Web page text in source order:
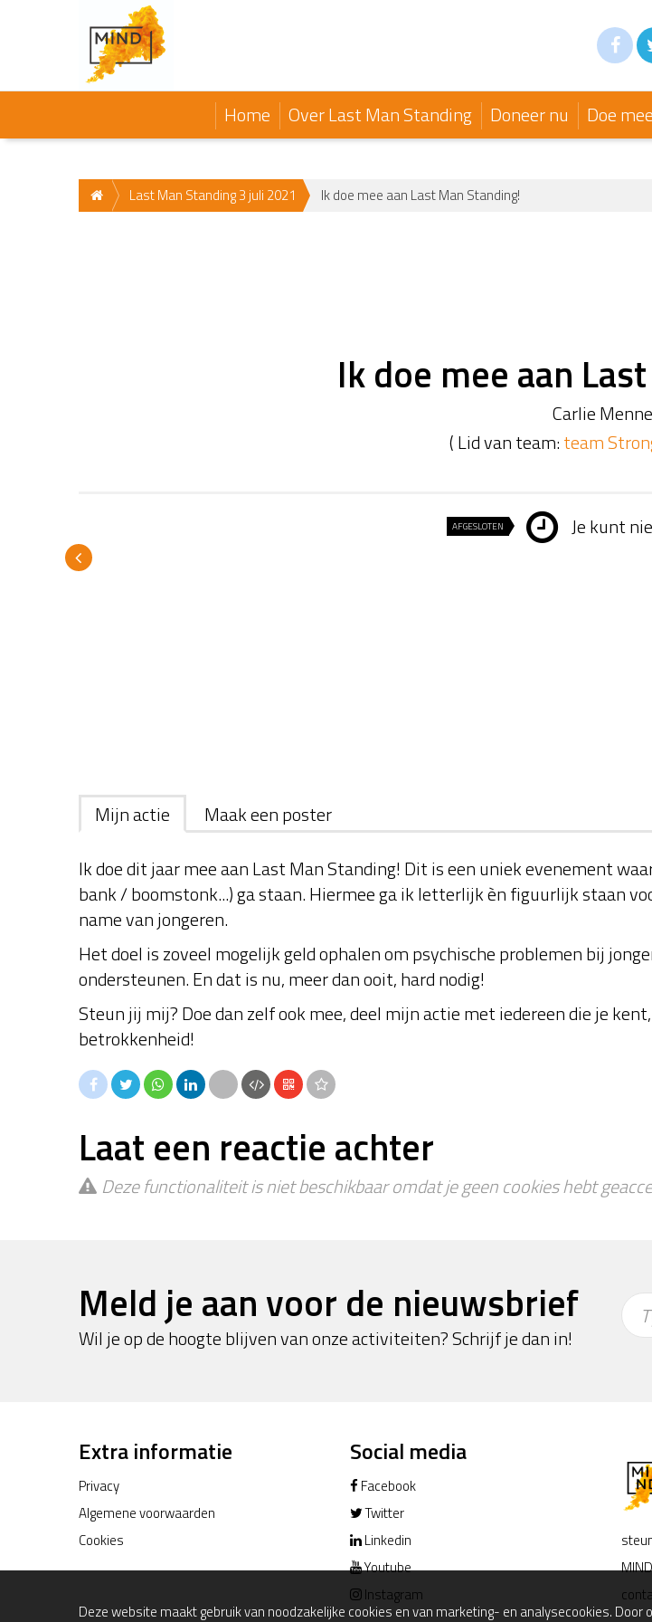
Home Over Last Man Standing Doneer nu Doe
Last Man Standing 3 juli 2021 Ik doe mee aan Last Man Standing!
Ik doe mee aan
Carlie
( Lid van team:team
AFGESLOTEN Je kunt
Mijn actie
Maak een poster
Ik doe dit jaar mee aan Last Man Standing! Dit is een uniek evenement
bank / boomstonk...) ga staan. Hiermee ga ik letterlijk èn figuurlijk staan
name van jongeren.
Het doel is zoveel mogelijk geld ophalen om psychische problemen bij
ondersteunen. En dat is nu, meer dan ooit, hard nodig!
Steun jij mij? Doe dan zelf ook mee, deel mijn actie met iedereen die je
betrokkenheid!
Laat een reactie achter
Deze functionaliteit is niet beschikbaar omdat je geen cookies hebt
Meld je aan voor de nieuwsbrief
Wil je op de hoogte blijven van onze activiteiten? Schrijf je dan in!
Extra informatie
Privacy
Algemene voorwaarden
Cookies
Social media
Facebook
Twitter
Linkedin
Youtube
Instagram
Deze website maakt gebruik van noodzakelijke cookies en van marketing- en analysecookies. Door